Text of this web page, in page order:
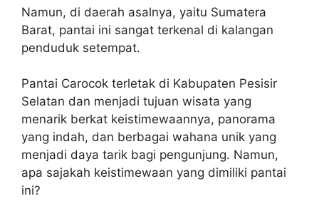
Namun, di daerah asalnya, yaitu Sumatera
Barat, pantai ini sangat terkenal di kalangan
penduduk setempat.
Pantai Carocok terletak di Kabupaten Pesisir
Selatan dan menjadi tujuan wisata yang
menarik berkat keistimewaannya, panorama
yang indah, dan berbagai wahana unik yang
menjadi daya tarik bagi pengunjung. Namun,
apa sajakah keistimewaan yang dimiliki pantai
ini?